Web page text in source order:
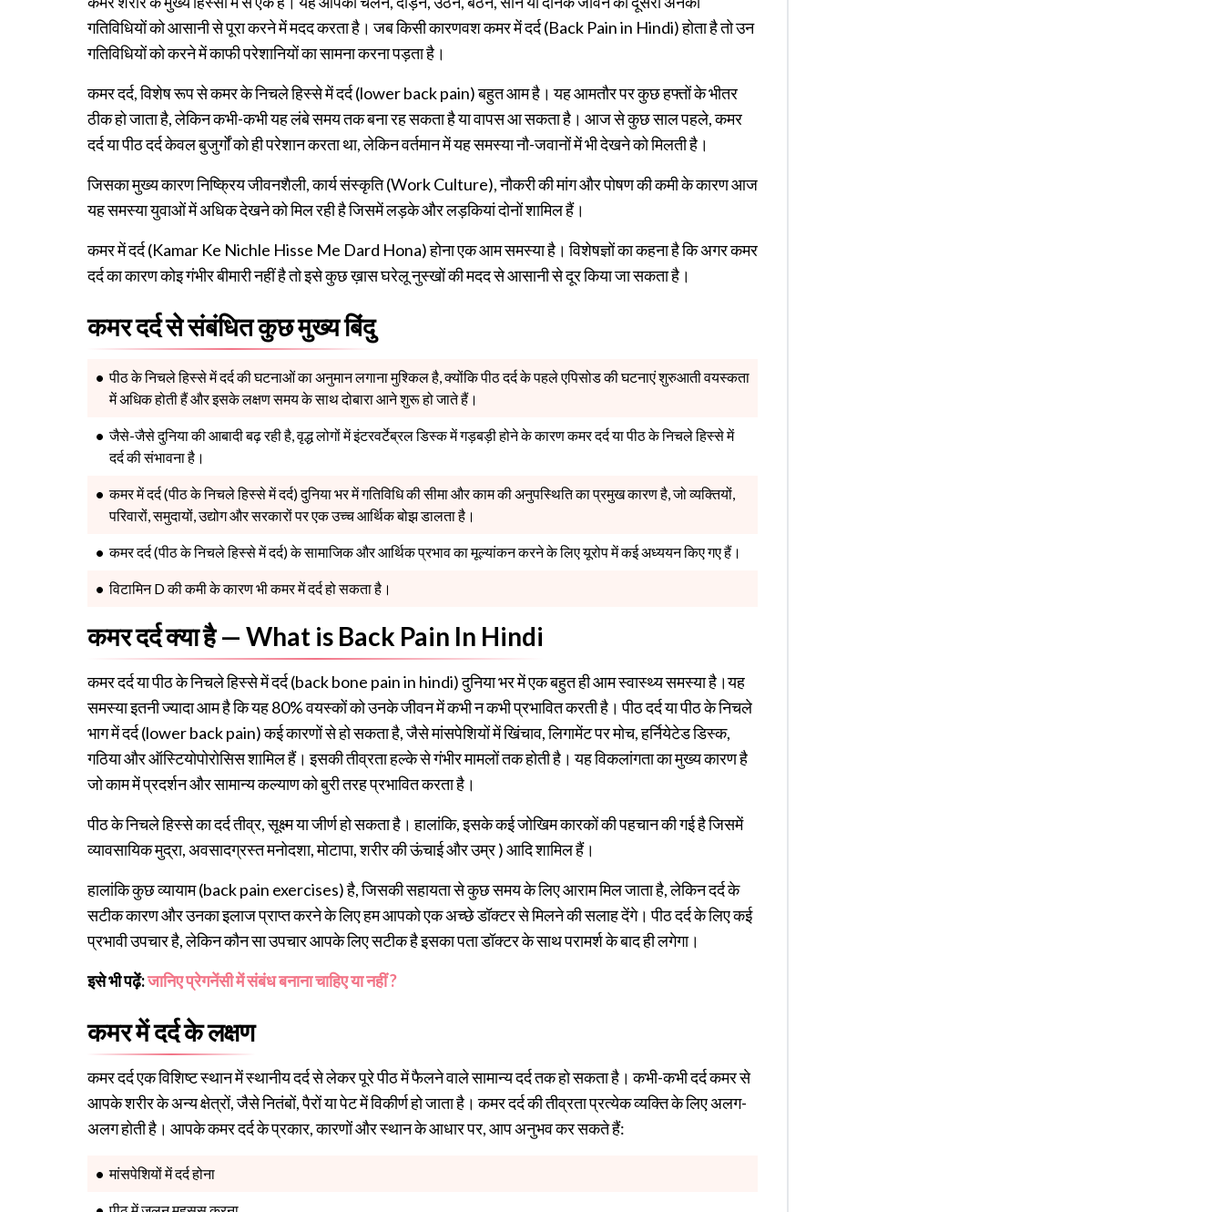
गतिविधियों को आसानी से पूरा करने में मदद करता है। जब किसी कारणवश कमर में दर्द (Back Pain in Hindi) होता है तो उन
गतिविधियों को करने में काफी परेशानियों का सामना करना पड़ता है।
कमर दर्द, विशेष रूप से कमर के निचले हिस्से में दर्द (lower back pain) बहुत आम है। यह आमतौर पर कुछ हफ्तों के भीतर
ठीक हो जाता है, लेकिन कभी-कभी यह लंबे समय तक बना रह सकता है या वापस आ सकता है। आज से कुछ साल पहले, कमर
दर्द या पीठ दर्द केवल बुजुर्गों को ही परेशान करता था, लेकिन वर्तमान में यह समस्या नौ-जवानों में भी देखने को मिलती है।
जिसका मुख्य कारण निष्क्रिय जीवनशैली, कार्य संस्कृति (Work Culture), नौकरी की मांग और पोषण की कमी के कारण आज
यह समस्या युवाओं में अधिक देखने को मिल रही है जिसमें लड़के और लड़कियां दोनों शामिल हैं।
कमर में दर्द (Kamar Ke Nichle Hisse Me Dard Hona) होना एक आम समस्या है। विशेषज्ञों का कहना है कि अगर कमर
दर्द का कारण कोइ गंभीर बीमारी नहीं है तो इसे कुछ ख़ास घरेलू नुस्खों की मदद से आसानी से दूर किया जा सकता है।
कमर दर्द से संबंधित कुछ मुख्य बिंदु
पीठ के निचले हिस्से में दर्द की घटनाओं का अनुमान लगाना मुश्किल है, क्योंकि पीठ दर्द के पहले एपिसोड की घटनाएं शुरुआती वयस्कता
में अधिक होती हैं और इसके लक्षण समय के साथ दोबारा आने शुरू हो जाते हैं।
जैसे-जैसे दुनिया की आबादी बढ़ रही है, वृद्ध लोगों में इंटरवर्टेब्रल डिस्क में गड़बड़ी होने के कारण कमर दर्द या पीठ के निचले हिस्से में
दर्द की संभावना है।
कमर में दर्द (पीठ के निचले हिस्से में दर्द) दुनिया भर में गतिविधि की सीमा और काम की अनुपस्थिति का प्रमुख कारण है, जो व्यक्तियों,
परिवारों, समुदायों, उद्योग और सरकारों पर एक उच्च आर्थिक बोझ डालता है।
कमर दर्द (पीठ के निचले हिस्से में दर्द) के सामाजिक और आर्थिक प्रभाव का मूल्यांकन करने के लिए यूरोप में कई अध्ययन किए गए हैं।
विटामिन D की कमी के कारण भी कमर में दर्द हो सकता है।
कमर दर्द क्या है — What is Back Pain In Hindi
कमर दर्द या पीठ के निचले हिस्से में दर्द (back bone pain in hindi) दुनिया भर में एक बहुत ही आम स्वास्थ्य समस्या है।यह
समस्या इतनी ज्यादा आम है कि यह 80% वयस्कों को उनके जीवन में कभी न कभी प्रभावित करती है। पीठ दर्द या पीठ के निचले
भाग में दर्द (lower back pain) कई कारणों से हो सकता है, जैसे मांसपेशियों में खिंचाव, लिगामेंट पर मोच, हर्नियेटेड डिस्क,
गठिया और ऑस्टियोपोरोसिस शामिल हैं। इसकी तीव्रता हल्के से गंभीर मामलों तक होती है।यह विकलांगता का मुख्य कारण है
जो काम में प्रदर्शन और सामान्य कल्याण को बुरी तरह प्रभावित करता है।
पीठ के निचले हिस्से का दर्द तीव्र, सूक्ष्म या जीर्ण हो सकता है। हालांकि, इसके कई जोखिम कारकों की पहचान की गई है जिसमें
व्यावसायिक मुद्रा, अवसादग्रस्त मनोदशा, मोटापा, शरीर की ऊंचाई और उम्र ) आदि शामिल हैं।
हालांकि कुछ व्यायाम (back pain exercises) है, जिसकी सहायता से कुछ समय के लिए आराम मिल जाता है, लेकिन दर्द के
सटीक कारण और उनका इलाज प्राप्त करने के लिए हम आपको एक अच्छे डॉक्टर से मिलने की सलाह देंगे। पीठ दर्द के लिए कई
प्रभावी उपचार है, लेकिन कौन सा उपचार आपके लिए सटीक है इसका पता डॉक्टर के साथ परामर्श के बाद ही लगेगा।
इसे भी पढ़ें:जानिए प्रेगनेंसी में संबंध बनाना चाहिए या नहीं ?
कमर में दर्द के लक्षण
कमर दर्द एक विशिष्ट स्थान में स्थानीय दर्द से लेकर पूरे पीठ में फैलने वाले सामान्य दर्द तक हो सकता है। कभी-कभी दर्द कमर से
आपके शरीर के अन्य क्षेत्रों, जैसे नितंबों, पैरों या पेट में विकीर्ण हो जाता है। कमर दर्द की तीव्रता प्रत्येक व्यक्ति के लिए अलग-
अलग होती है। आपके कमर दर्द के प्रकार, कारणों और स्थान के आधार पर, आप अनुभव कर सकते हैं:
मांसपेशियों में दर्द होना